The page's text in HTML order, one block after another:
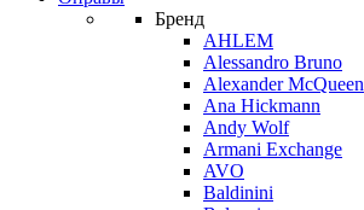
Бренд
AHLEM
Alessandro Bruno
Alexander McQueen
Ana Hickmann
Andy Wolf
Armani Exchange
AVO
Baldinini